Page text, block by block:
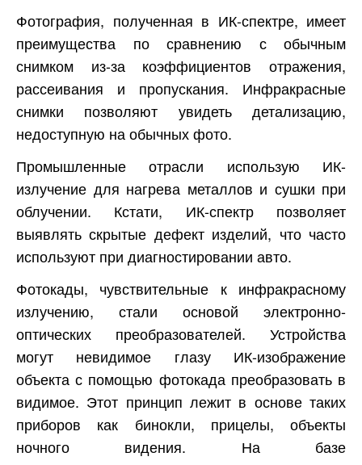
Фотография, полученная в ИК-спектре, имеет
преимущества по сравнению с обычным
снимком из-за коэффициентов отражения,
рассеивания и пропускания. Инфракрасные
снимки позволяют увидеть детализацию,
недоступную на обычных фото.
Промышленные отрасли использую ИК-
излучение для нагрева металлов и сушки при
облучении. Кстати, ИК-спектр позволяет
выявлять скрытые дефект изделий, что часто
используют при диагностировании авто.
Фотокады, чувствительные к инфракрасному
излучению, стали основой электронно-
оптических преобразователей. Устройства
могут невидимое глазу ИК-изображение
объекта с помощью фотокада преобразовать в
видимое. Этот принцип лежит в основе таких
приборов как бинокли, прицелы, объекты
ночного видения. На базе